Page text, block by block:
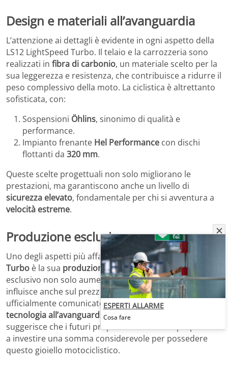
Design e materiali all’avanguardia
L’attenzione ai dettagli è evidente in ogni aspetto della
LS12 LightSpeed Turbo. Il telaio e la carrozzeria sono
realizzati in fibra di carbonio, un materiale scelto per la
sua leggerezza e resistenza, che contribuisce a ridurre il
peso complessivo della moto. La ciclistica è altrettanto
sofisticata, con:
Sospensioni Öhlins, sinonimo di qualità e
performance.
Impianto frenante Hel Performance con dischi
flottanti da 320 mm.
Queste scelte progettuali non solo migliorano le
prestazioni, ma garantiscono anche un livello di
sicurezza elevato, fondamentale per chi si avventura a
velocità estreme.
Produzione esclusiva e prezzo
Uno degli aspetti più affascinanti dellaLS12 LightSpeed
Turbo è la sua produzione limitata. Questo approccio
esclusivo non solo aumenta il prestigio del modello, ma
influisce anche sul prezzo, che non è ancora stato
ufficialmente comunicato. Tuttavia, la combinazione di
tecnologia all’avanguardiae produzione limitata
suggerisce che i futuri proprietari dovranno prepararsi
a investire una somma considerevole per possedere
questo gioiello motociclistico.
ESPERTI ALLARME
Cosa fare